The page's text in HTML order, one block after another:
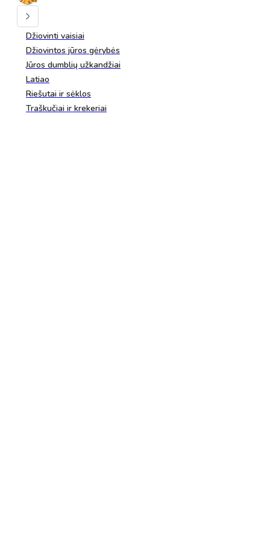
Džiovinti vaisiai
Džiovintos jūros gėrybės
Jūros dumblių užkandžiai
Latiao
Riešutai ir sėklos
Traškučiai ir krekeriai